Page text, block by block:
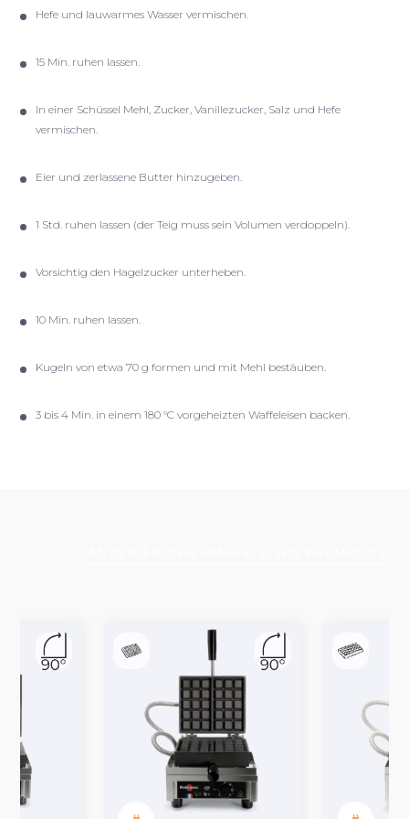
Hefe und lauwarmes Wasser vermischen.
15 Min. ruhen lassen.
In einer Schüssel Mehl, Zucker, Vanillezucker, Salz und Hefe
vermischen.
Eier und zerlassene Butter hinzugeben.
1 Std. ruhen lassen (der Teig muss sein Volumen verdoppeln).
Vorsichtig den Hagelzucker unterheben.
10 Min. ruhen lassen.
Kugeln von etwa 70 g formen und mit Mehl bestäuben.
3 bis 4 Min. in einem 180 °C vorgeheizten Waffeleisen backen.